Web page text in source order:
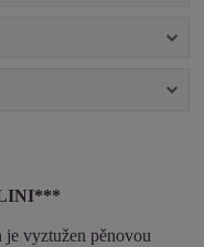
vyztužen pěnovou